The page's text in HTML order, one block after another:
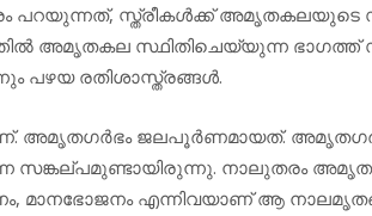
പറയുന്നത്, സ്ത്രീകള്‍ക്ക് അമൃതകലയുടെ
അമൃതകല സ്ഥിതിചെയ്യുന്ന ഭാഗത്ത്
പഴയ രതിശാസ്ത്രങ്ങള്‍.
അമൃതഗര്‍ഭം ജലപൂര്‍ണമായത്.
സങ്കല്പമുണ്ടായിരുന്നു. നാലുതരം
മാനഭോജനം എന്നിവയാണ് ആ